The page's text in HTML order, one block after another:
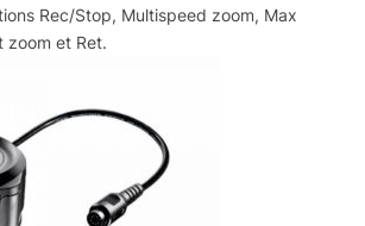
Rec/Stop, Multispeed zoom, Max
zoom et Ret.